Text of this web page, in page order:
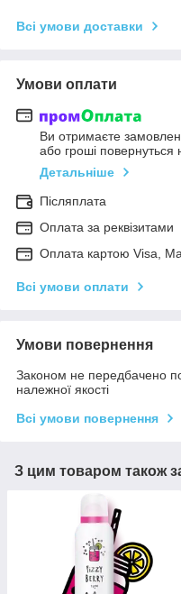
Всі умови доставки
Умови оплати
Ви отримаєте
або гроші повернуться
Детальніше
Післяплата
Оплата за реквізитами
Оплата картою Visa,
Всі умови оплати
Умови повернення
Законом не передбачено
належної якості
Всі умови повернення
З цим товаром також